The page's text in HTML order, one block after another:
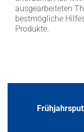
ausgearbeiteten
bestmögliche
Produkte.